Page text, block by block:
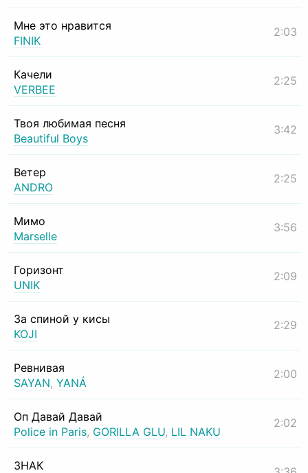
Мне это нравится
FINIK
2:03
Качели
VERBEE
2:25
Твоя любимая песня
Beautiful Boys
3:42
Ветер
ANDRO
2:25
Мимо
Marselle
3:56
Горизонт
UNIK
2:09
За спиной у кисы
KOJI
2:29
Ревнивая
SAYAN, YANÁ
2:00
Оп Давай Давай
Police in Paris, GORILLA GLU, LIL NAKU
2:02
ЗНАК